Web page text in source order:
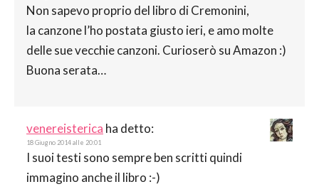
Non sapevo proprio del libro di Cremonini,
la canzone l’ho postata giusto ieri, e amo molte
delle sue vecchie canzoni. Curioserò su Amazon :)
Buona serata…
venereisterica ha detto:
18 Giugno 2014 alle 20:01
I suoi testi sono sempre ben scritti quindi
immagino anche il libro :-)